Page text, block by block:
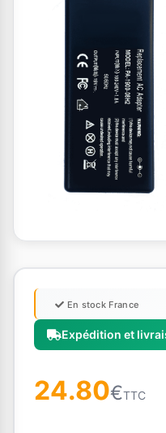
Expédition et
En stock France
24.80€TTC